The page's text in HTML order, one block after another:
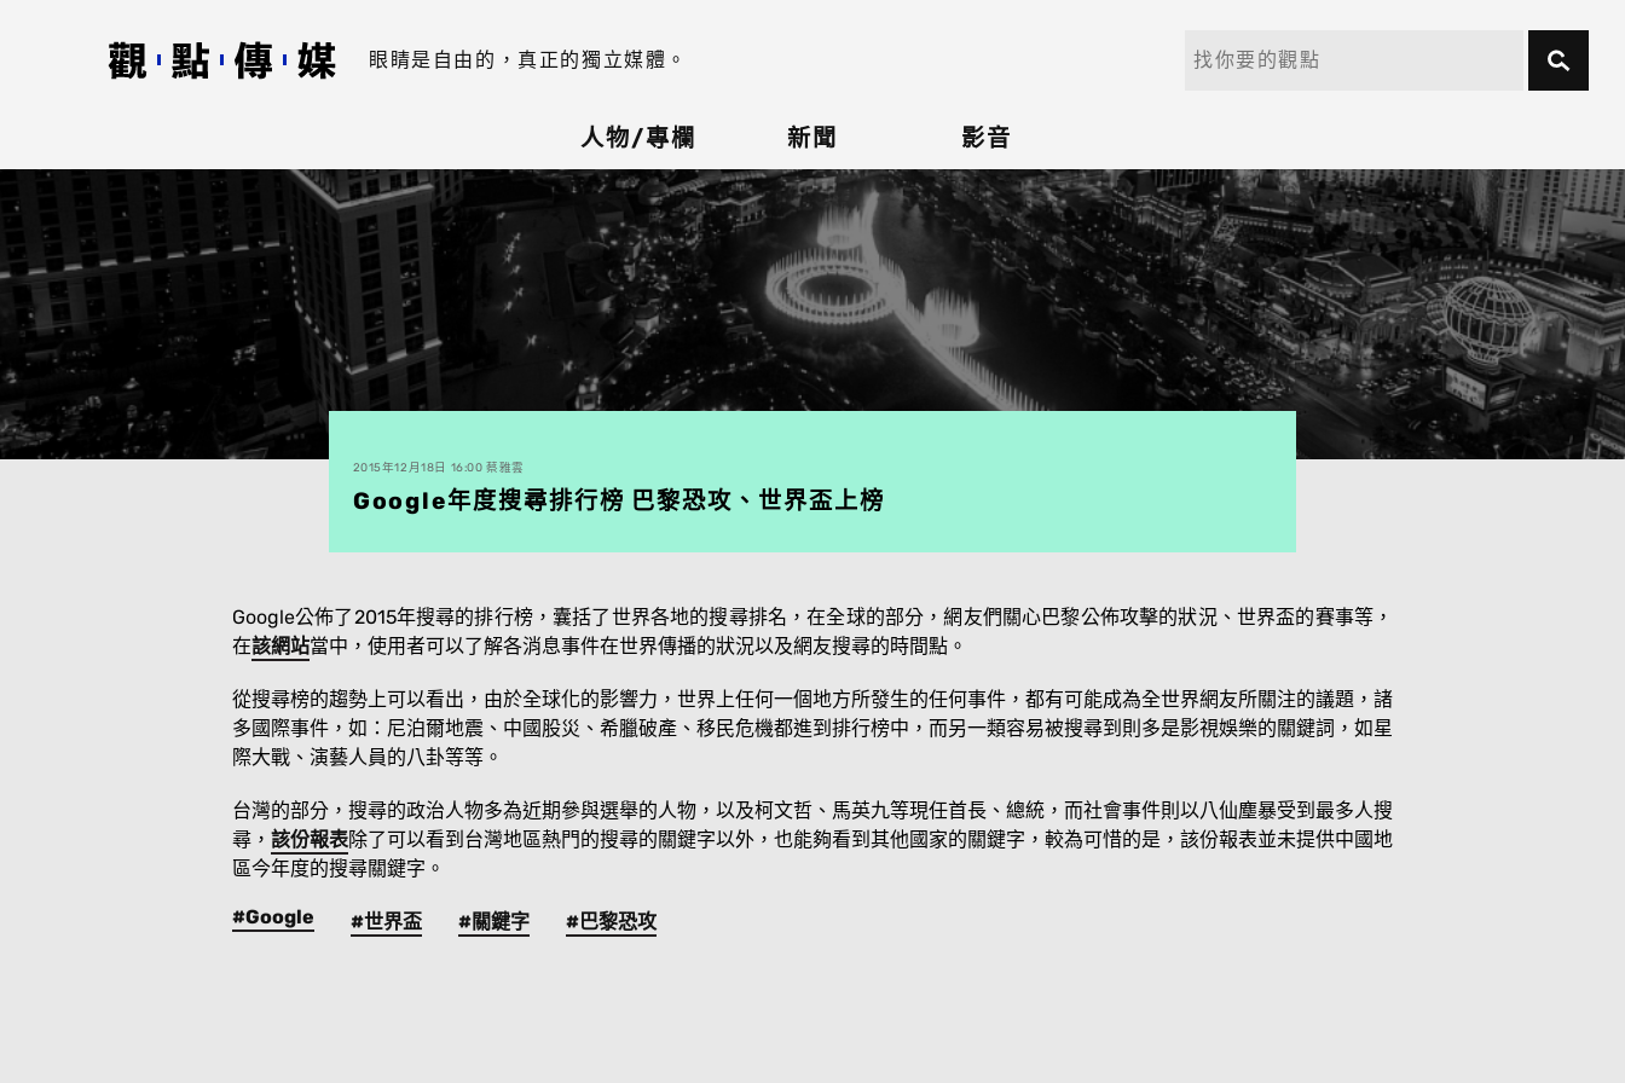
眼睛是自由的，真正的獨立媒體。
人物/專欄 新聞 影音
2015年12月18日 16:00 蔡雅雲
Google年度搜尋排行榜 巴黎恐攻、世界盃上榜
Google公佈了2015年搜尋的排行榜，囊括了世界各地的搜尋排名，在全球的部分，網友們關心巴黎公佈攻擊的狀況、世界盃的賽事等，
在該網站當中，使用者可以了解各消息事件在世界傳播的狀況以及網友搜尋的時間點。
從搜尋榜的趨勢上可以看出，由於全球化的影響力，世界上任何一個地方所發生的任何事件，都有可能成為全世界網友所關注的議題，諸
多國際事件，如：尼泊爾地震、中國股災、希臘破產、移民危機都進到排行榜中，而另一類容易被搜尋到則多是影視娛樂的關鍵詞，如星
際大戰、演藝人員的八卦等等。
台灣的部分，搜尋的政治人物多為近期參與選舉的人物，以及柯文哲、馬英九等現任首長、總統，而社會事件則以八仙塵暴受到最多人搜
尋， 該份報表除了可以看到台灣地區熱門的搜尋的關鍵字以外，也能夠看到其他國家的關鍵字，較為可惜的是，該份報表並未提供中國地
區今年度的搜尋關鍵字。
#Google #世界盃 #關鍵字 #巴黎恐攻